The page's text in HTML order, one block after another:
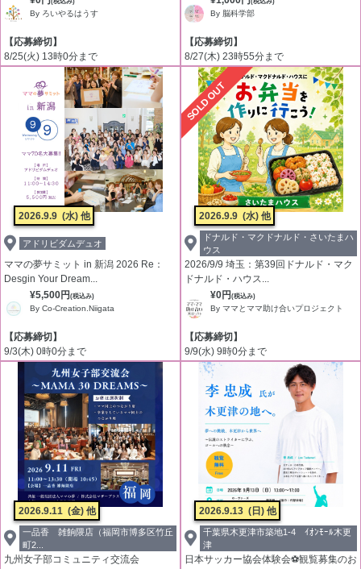
By ろいやるはうす
【応募締切】
8/25(火) 13時0分まで
By 脳科学部
【応募締切】
8/27(木) 23時55分まで
2026.9.9 (水) 他
アドリビダムデュオ
ママの夢サミット in 新潟 2026 Re：
Desgin Your Dream...
¥5,500円 (税込み)
By Co-Creation.Niigata
【応募締切】
9/3(木) 0時0分まで
SOLD OUT
2026.9.9 (水) 他
ドナルド・マクドナルド・さいたまハ
ウス
2026/9/9 埼玉：第39回ドナルド・マク
ドナルド・ハウス...
¥0円 (税込み)
By ママとママ助け合いプロジェクト
【応募締切】
9/9(水) 9時0分まで
2026.9.11 (金) 他
一品香 雑餉隈店（福岡市博多区竹丘
町2...
九州女子部コミュニティ交流会
2026.9.13 (日) 他
千葉県木更津市築地1-4 ｲｵﾝﾓｰﾙ木更
津
日本サッカー協会体験会⚽観覧募集のお